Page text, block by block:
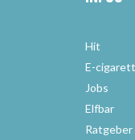
Hit
E-
Jobs
Elfbar
Ratgeber